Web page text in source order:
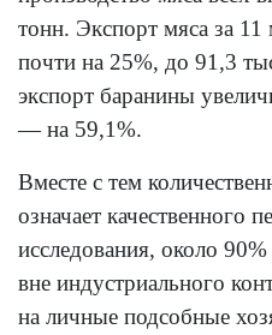
тонн. Экспорт мяса за
почти на 25%, до 91,3
экспорт баранины
— на 59,1%.
Вместе с тем
означает качественного
исследования, около
вне индустриального
на личные подсобные